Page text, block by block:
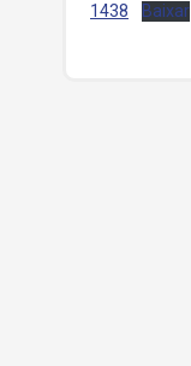
1438 Baixar